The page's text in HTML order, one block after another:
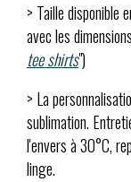
> Taille disponible
avec les
tee shirts")
> La
sublimation.
l'envers à 30°C,
linge.